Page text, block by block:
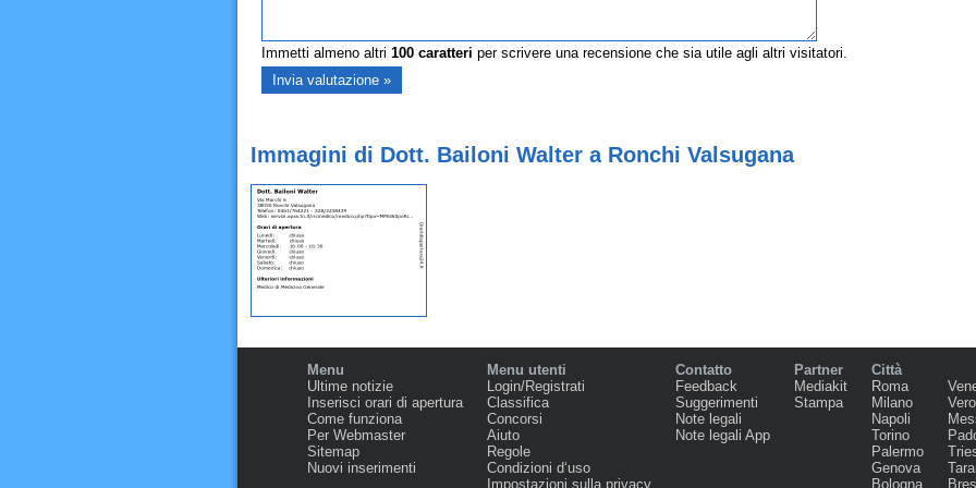
Immetti almeno altri 100caratteri per scrivere una recensione che sia utile agli altri visitatori.
Immagini di Dott. Bailoni Walter a Ronchi Valsugana
Menu
Ultime notizie
Inserisci orari di apertura
Come funziona
Per Webmaster
Sitemap
Nuovi inserimenti
Menu utenti
Login/Registrati
Classifica
Concorsi
Aiuto
Regole
Condizioni d‘uso
Impostazioni sulla privacy
Contatto
Feedback
Suggerimenti
Note legali
Note legali App
Partner
Mediakit
Stampa
Città
Roma
Milano
Napoli
Torino
Palermo
Genova
Bologna